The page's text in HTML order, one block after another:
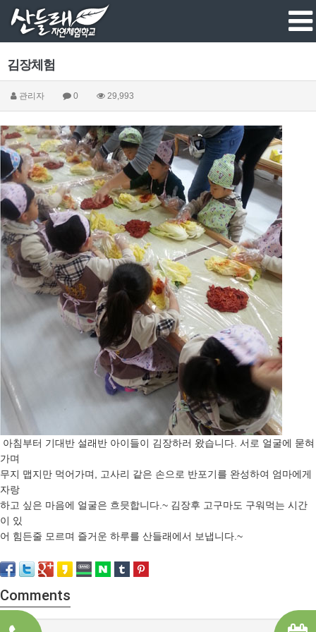
김장체험
관리자 0 29,993
아침부터 기대반 설래반 아이들이 김장하러 왔습니다. 서로 얼굴에 묻혀
가며
무지 맵지만 먹어가며, 고사리 같은 손으로 반포기를 완성하여 엄마에게
자랑
하고 싶은 마음에 얼굴은 흐믓합니다.~ 김장후 고구마도 구워먹는 시간
이 있
어 힘든줄 모르며 즐거운 하루를 산들래에서 보냅니다.~
Comments